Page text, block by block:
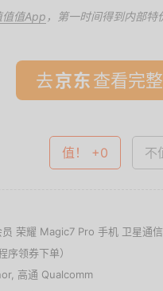
值值App ，第一时间得到内部特
去 查看完
值！ +0 不
荣耀 Magic7 Pro 手机 卫星通
领券下单）
, 高通 Qualcomm